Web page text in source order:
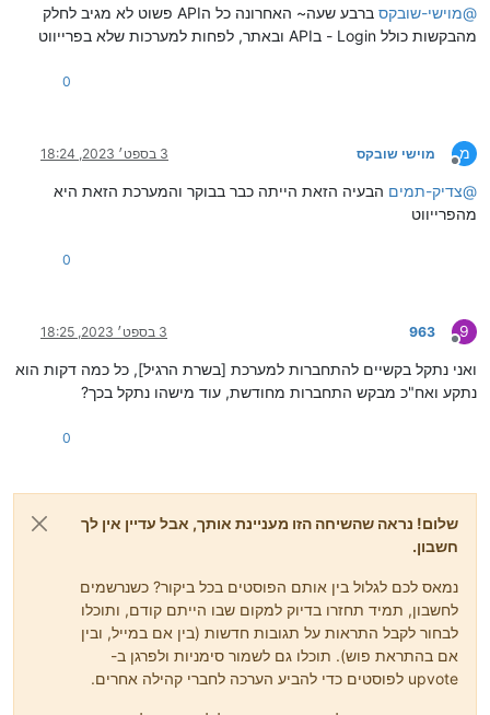
@מוישי-שובקס
ברבע שעה~ האחרונה כל הAPI פשוט לא מגיב לחלק
מהבקשות כולל Login - בAPI ובאתר, לפחות למערכות שלא בפרייווט
0
מ
מנותק
מוישי שובקס 3 בספט׳ 2023, 18:24
@צדיק-תמים הבעיה הזאת הייתה כבר בבוקר והמערכת הזאת היא
מהפרייווט
0
9
מנותק
963 3 בספט׳ 2023, 18:25
ואני נתקל בקשיים להתחברות למערכת [בשרת הרגיל], כל כמה דקות הוא
נתקע ואח"כ מבקש התחברות מחודשת, עוד מישהו נתקל בכך?
0
שלום! נראה שהשיחה הזו מעניינת אותך, אבל עדיין אין לך
חשבון.
נמאס לכם לגלול בין אותם הפוסטים בכל ביקור? כשנרשמים
לחשבון, תמיד תחזרו בדיוק למקום שבו הייתם קודם, ותוכלו
לבחור לקבל התראות על תגובות חדשות (בין אם במייל, ובין
אם בהתראת פוש). תוכלו גם לשמור סימניות ולפרגן ב-
upvote לפוסטים כדי להביע הערכה לחברי קהילה אחרים.